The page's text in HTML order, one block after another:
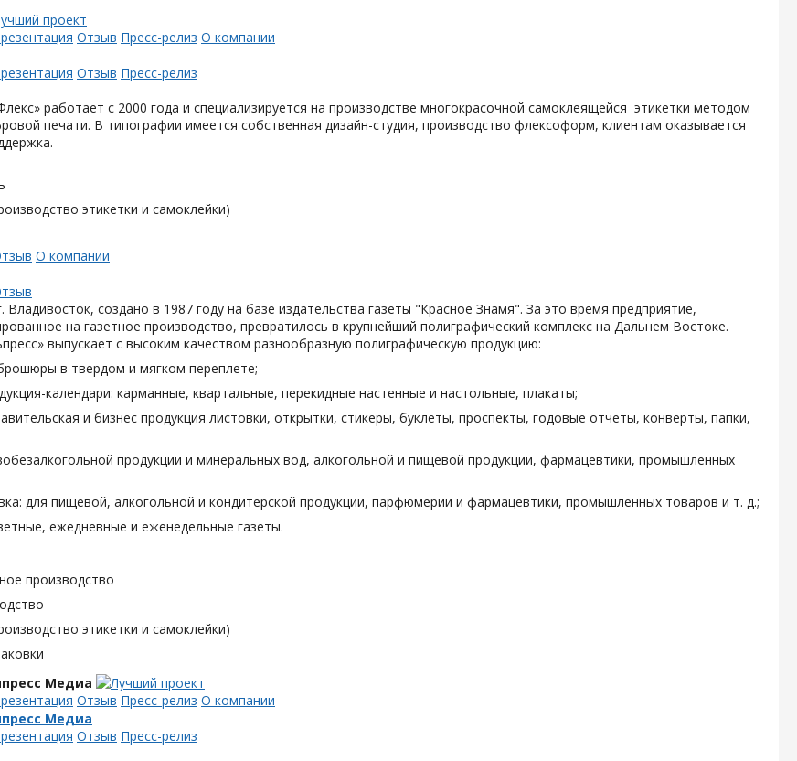
Отзыв Пресс-релиз О компании
Отзыв Пресс-релиз
работает с 2000 года и специализируется на производстве многокрасочной самоклеящейся этикетки методом
печати. В типографии имеется собственная дизайн-студия, производство флексоформ, клиентам оказывается
этикетки и самоклейки)
О компании
Владивосток, создано в 1987 году на базе издательства газеты "Красное Знамя". За это время предприятие,
на газетное производство, превратилось в крупнейший полиграфический комплекс на Дальнем Востоке.
выпускает с высоким качеством разнообразную полиграфическую продукцию:
в твердом и мягком переплете;
календари: карманные, квартальные, перекидные настенные и настольные, плакаты;
и бизнес продукция листовки, открытки, стикеры, буклеты, проспекты, годовые отчеты, конверты, папки,
продукции и минеральных вод, алкогольной и пищевой продукции, фармацевтики, промышленных
для пищевой, алкогольной и кондитерской продукции, парфюмерии и фармацевтики, промышленных товаров и т. д.;
ежедневные и еженедельные газеты.
производство
этикетки и самоклейки)
Медиа
Отзыв Пресс-релиз О компании
Медиа
Отзыв Пресс-релиз